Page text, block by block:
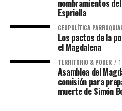
nombramientos
Espriella
GEOPOLÍTICA
Los pactos de la
el Magdalena
TERRITORIO & PODER
Asamblea del
comisión para
muerte de Simón